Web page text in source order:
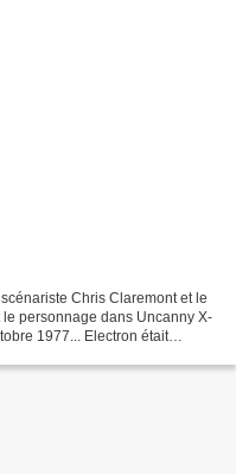
Chris Claremont et le
personnage dans Uncanny X-
1977... Electron était